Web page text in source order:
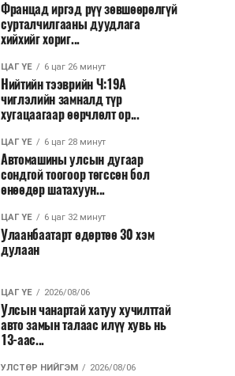
Францад иргэд рүү зөвшөөрөлгүй
сурталчилгааны дуудлага
хийхийг хориг...
ЦАГ ҮЕ 6 цаг 26 минут
Нийтийн тээврийн Ч:19А
чиглэлийн замналд түр
хугацаагаар өөрчлөлт ор...
ЦАГ ҮЕ 6 цаг 28 минут
Автомашины улсын дугаар
сондгой тоогоор төгссөн бол
өнөөдөр шатахуун...
ЦАГ ҮЕ 6 цаг 32 минут
Улаанбаатарт өдөртөө 30 хэм
дулаан
ЦАГ ҮЕ 2026/08/06
Улсын чанартай хатуу хучилттай
авто замын талаас илүү хувь нь
13-аас...
УЛСТӨР НИЙГЭМ 2026/08/06